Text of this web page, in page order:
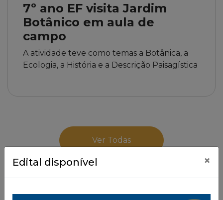
7º ano EF visita Jardim
Botânico em aula de
campo
A atividade teve como temas a Botânica, a
Ecologia, a História e a Descrição Paisagística
Ver Todas
Edital disponível ×